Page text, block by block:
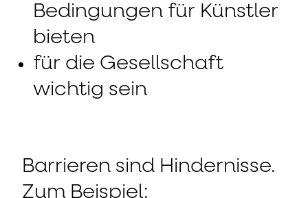
Bedingungen für Künstler
bieten
für die Gesellschaft
wichtig sein
Barrieren sind Hindernisse.
Zum Beispiel: